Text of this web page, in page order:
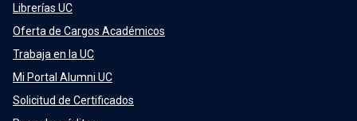
Librerías UC
Oferta de Cargos Académicos
Trabaja en la UC
Mi Portal Alumni UC
Solicitud de Certificados